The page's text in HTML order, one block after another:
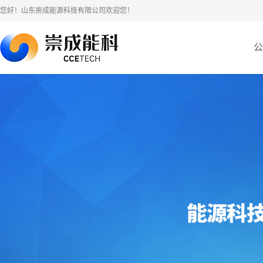
您好！山东崇成能源科技有限公司欢迎您！